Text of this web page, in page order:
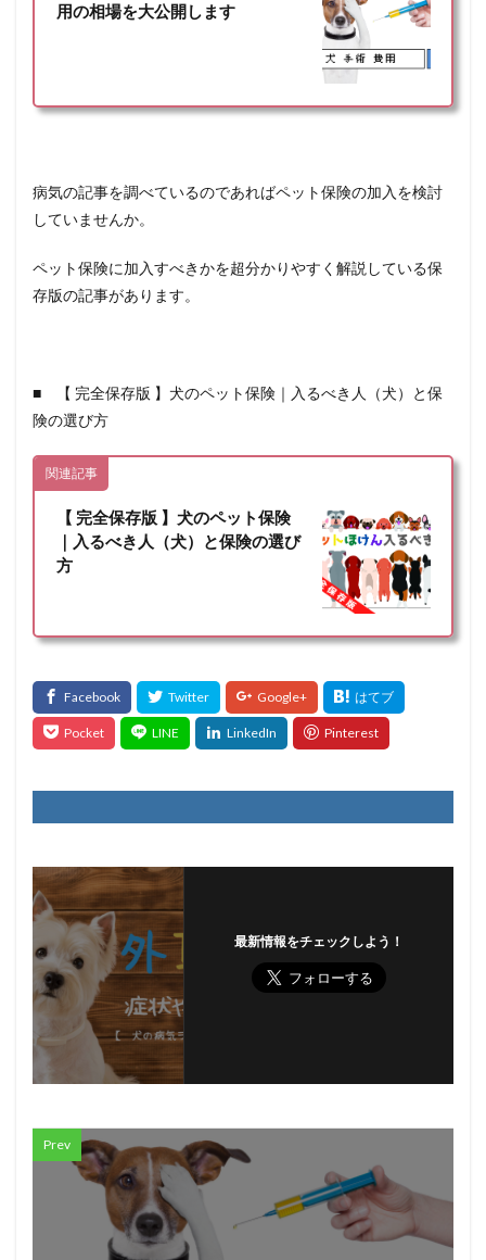
用の相場を大公開します
病気の記事を調べているのであればペット保険の加入を検討
していませんか。
ペット保険に加入すべきかを超分かりやすく解説している保
存版の記事があります。
■ 【 完全保存版 】犬のペット保険｜入るべき人（犬）と保
険の選び方
関連記事
【 完全保存版 】犬のペット保険
｜入るべき人（犬）と保険の選び
方
最新情報をチェックしよう！
Prev